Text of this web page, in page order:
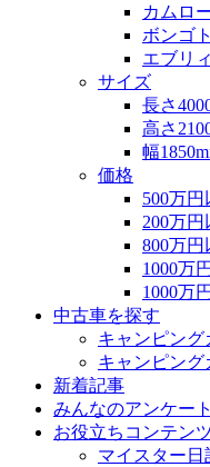
カムロ
ボンゴ
エブリ
サイズ
長さ
高さ
幅
価格
500万円
200万円
800万円
1000万
1000万
中古車を探す
キャンピング
キャンピング
新着記事
みんなのアンケート
お役立ちコンテン
マイスター日